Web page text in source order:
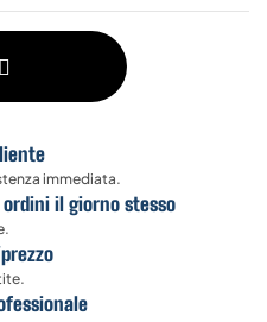
immediata.
il giorno stesso